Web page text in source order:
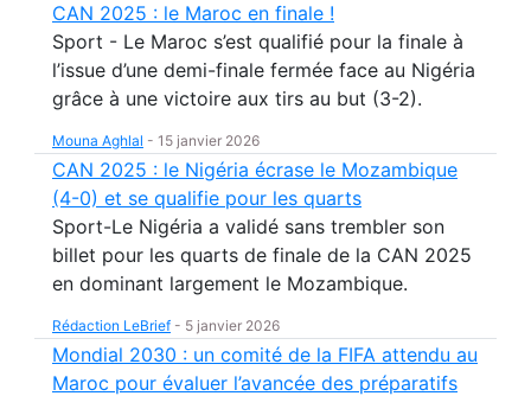
CAN 2025 : le Maroc en finale !
Sport - Le Maroc s’est qualifié pour la finale à
l’issue d’une demi-finale fermée face au Nigéria
grâce à une victoire aux tirs au but (3-2).
Mouna Aghlal - 15 janvier 2026
CAN 2025 : le Nigéria écrase le Mozambique
(4-0) et se qualifie pour les quarts
Sport-Le Nigéria a validé sans trembler son
billet pour les quarts de finale de la CAN 2025
en dominant largement le Mozambique.
Rédaction LeBrief - 5 janvier 2026
Mondial 2030 : un comité de la FIFA attendu au
Maroc pour évaluer l’avancée des préparatifs